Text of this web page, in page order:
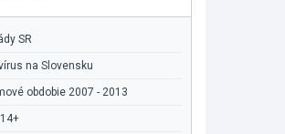
SR
na Slovensku
obdobie 2007 - 2013